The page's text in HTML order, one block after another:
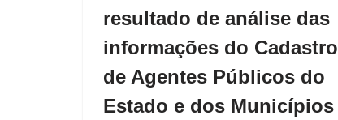
resultado de análise das
informações do Cadastro
de Agentes Públicos do
Estado e dos Municípios